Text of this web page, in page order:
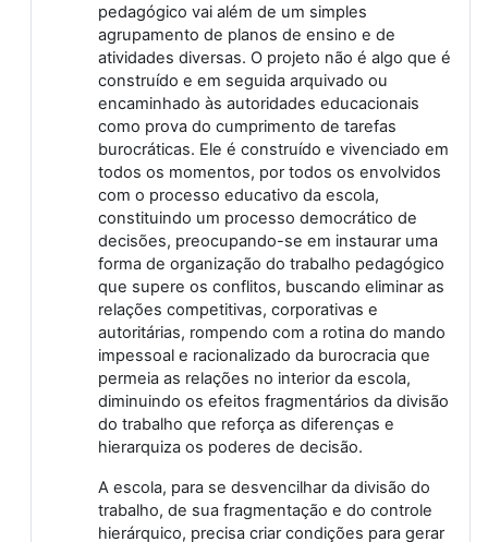
pedagógico vai além de um simples
agrupamento de planos de ensino e de
atividades diversas. O projeto não é algo que é
construído e em seguida arquivado ou
encaminhado às autoridades educacionais
como prova do cumprimento de tarefas
burocráticas. Ele é construído e vivenciado em
todos os momentos, por todos os envolvidos
com o processo educativo da escola,
constituindo um processo democrático de
decisões, preocupando-se em instaurar uma
forma de organização do trabalho pedagógico
que supere os conflitos, buscando eliminar as
relações competitivas, corporativas e
autoritárias, rompendo com a rotina do mando
impessoal e racionalizado da burocracia que
permeia as relações no interior da escola,
diminuindo os efeitos fragmentários da divisão
do trabalho que reforça as diferenças e
hierarquiza os poderes de decisão.
A escola, para se desvencilhar da divisão do
trabalho, de sua fragmentação e do controle
hierárquico, precisa criar condições para gerar